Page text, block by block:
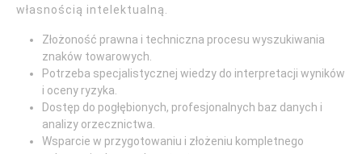
własnością intelektualną.
Złożoność prawna i techniczna procesu wyszukiwania
znaków towarowych.
Potrzeba specjalistycznej wiedzy do interpretacji wyników
i oceny ryzyka.
Dostęp do pogłębionych, profesjonalnych baz danych i
analizy orzecznictwa.
Wsparcie w przygotowaniu i złożeniu kompletnego